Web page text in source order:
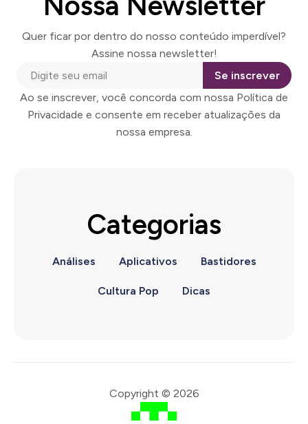
Quer ficar por dentro do nosso conteúdo imperdível?
Assine nossa newsletter!
Se inscrever
Ao se inscrever, você concorda com nossa Política de
Privacidade e consente em receber atualizações da
nossa empresa.
Categorias
Análises Aplicativos Bastidores
Cultura Pop Dicas
Copyright © 2026